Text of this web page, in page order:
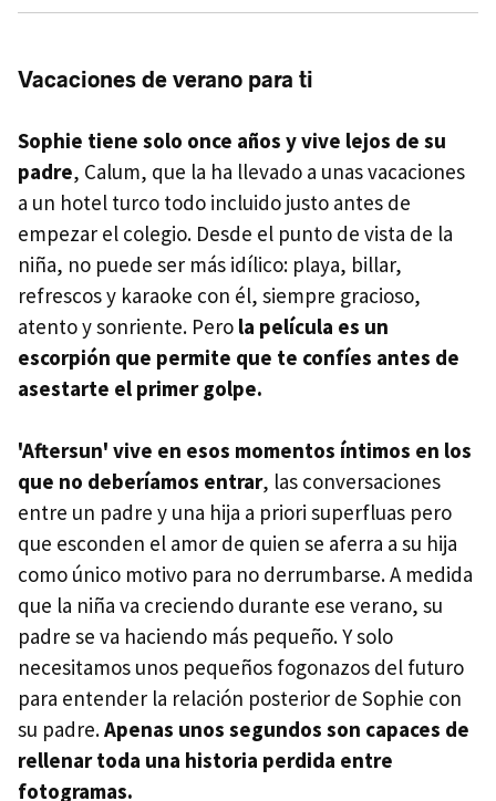
Vacaciones de verano para ti
Sophie tiene solo once años y vive lejos de su
padre, Calum, que la ha llevado a unas vacaciones
a un hotel turco todo incluido justo antes de
empezar el colegio. Desde el punto de vista de la
niña, no puede ser más idílico: playa, billar,
refrescos y karaoke con él, siempre gracioso,
atento y sonriente. Pero la película es un
escorpión que permite que te confíes antes de
asestarte el primer golpe.
'Aftersun' vive en esos momentos íntimos en los
que no deberíamos entrar, las conversaciones
entre un padre y una hija a priori superfluas pero
que esconden el amor de quien se aferra a su hija
como único motivo para no derrumbarse. A medida
que la niña va creciendo durante ese verano, su
padre se va haciendo más pequeño. Y solo
necesitamos unos pequeños fogonazos del futuro
para entender la relación posterior de Sophie con
su padre.Apenas unos segundos son capaces de
rellenar toda una historia perdida entre
fotogramas.